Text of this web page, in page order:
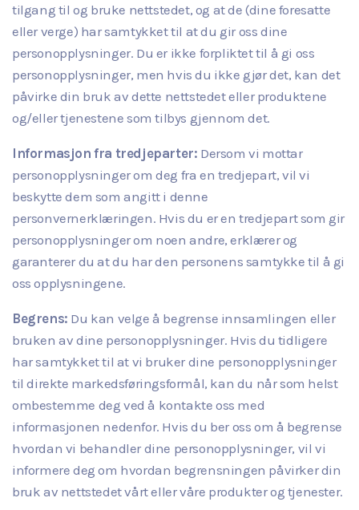
tilgang til og bruke nettstedet, og at de (dine foresatte
eller verge) har samtykket til at du gir oss dine
personopplysninger. Du er ikke forpliktet til å gi oss
personopplysninger, men hvis du ikke gjør det, kan det
påvirke din bruk av dette nettstedet eller produktene
og/eller tjenestene som tilbys gjennom det.
Informasjon fra tredjeparter: Dersom vi mottar
personopplysninger om deg fra en tredjepart, vil vi
beskytte dem som angitt i denne
personvernerklæringen. Hvis du er en tredjepart som gir
personopplysninger om noen andre, erklærer og
garanterer du at du har den personens samtykke til å gi
oss opplysningene.
Begrens: Du kan velge å begrense innsamlingen eller
bruken av dine personopplysninger. Hvis du tidligere
har samtykket til at vi bruker dine personopplysninger
til direkte markedsføringsformål, kan du når som helst
ombestemme deg ved å kontakte oss med
informasjonen nedenfor. Hvis du ber oss om å begrense
hvordan vi behandler dine personopplysninger, vil vi
informere deg om hvordan begrensningen påvirker din
bruk av nettstedet vårt eller våre produkter og tjenester.